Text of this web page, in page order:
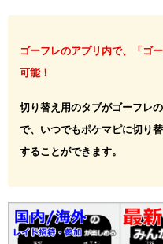
ゴーフレのアプリ内で、「ゴ
可能！
切り替え用のタブがゴーフレ
で、いつでもポケマピに切り
することができます。